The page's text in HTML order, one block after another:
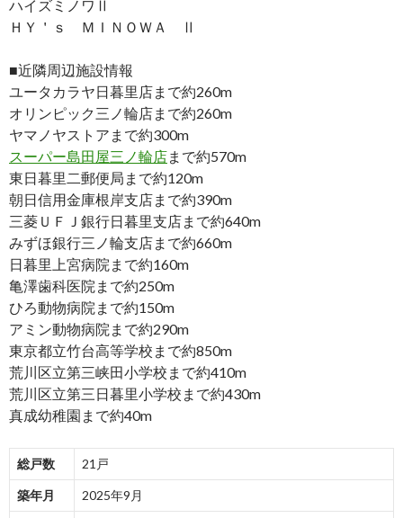
ハイズミノワⅡ
ＨＹ＇ｓ ＭＩＮＯＷＡ Ⅱ
■近隣周辺施設情報
ユータカラヤ日暮里店まで約260m
オリンピック三ノ輪店まで約260m
ヤマノヤストアまで約300m
スーパー島田屋三ノ輪店まで約570m
東日暮里二郵便局まで約120m
朝日信用金庫根岸支店まで約390m
三菱ＵＦＪ銀行日暮里支店まで約640m
みずほ銀行三ノ輪支店まで約660m
日暮里上宮病院まで約160m
亀澤歯科医院まで約250m
ひろ動物病院まで約150m
アミン動物病院まで約290m
東京都立竹台高等学校まで約850m
荒川区立第三峡田小学校まで約410m
荒川区立第三日暮里小学校まで約430m
真成幼稚園まで約40m
総戸数 21戸
築年月 2025年9月